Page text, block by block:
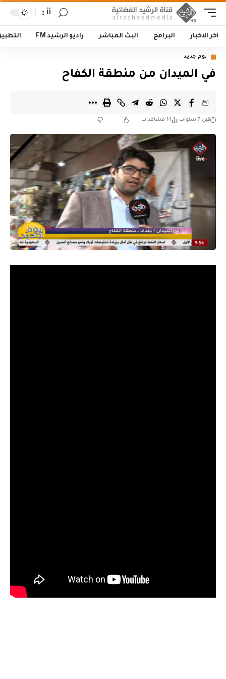
أأ
اخر الاخبار البرامج البث المباشر راديو الرشيد FM
يوم جديد
في الميدان من منطقة الكفاح
قبل 7 سنوات 14 مشاهدات